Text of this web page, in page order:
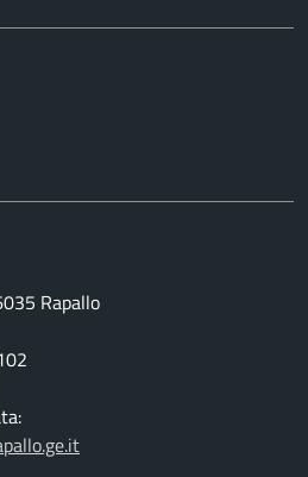
Rapallo